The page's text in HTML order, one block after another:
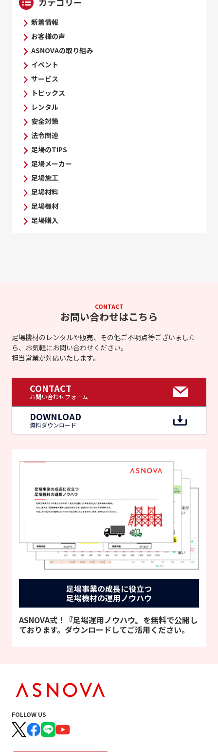
新着情報
お客様の声
ASNOVAの取り組み
イベント
サービス
トピックス
レンタル
安全対策
法令関連
足場のTIPS
足場メーカー
足場施工
足場材料
足場機材
足場購入
CONTACT
お問い合わせはこちら
足場機材のレンタルや販売、その他ご不明点等ございました
ら、お気軽にお問い合わせください。
担当営業が対応いたします。
DOWNLOAD
資料ダウンロード
CONTACT
お問い合わせフォーム
足場事業の成長に役立つ
足場機材の運用ノウハウ
ASNOVA式！『足場運用ノウハウ』を無料で公開し
ております。ダウンロードしてご活用ください。
FOLLOW US